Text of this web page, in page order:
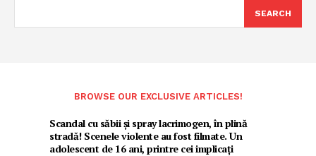
SEARCH
BROWSE OUR EXCLUSIVE ARTICLES!
Scandal cu săbii și spray lacrimogen, în plină
stradă! Scenele violente au fost filmate. Un
adolescent de 16 ani, printre cei implicați